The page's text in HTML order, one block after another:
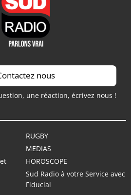
nous
une réaction, écrivez nous !
RUGBY
MEDIAS
HOROSCOPE
Sud Radio à votre Service avec
Fiducial